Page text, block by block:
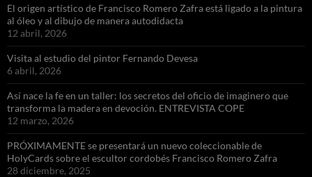
El origen artístico de Francisco Romero Zafra está ligado a la pintura
al óleo y al dibujo de manera autodidacta
12 abril, 2026
Visita al estudio del pintor Fernando Devesa
6 abril, 2026
Así nace la fe en un taller: los secretos del oficio de imaginero que
transforma la madera en devoción. ENTREVISTA COPE
12 marzo, 2026
PRÓXIMAMENTE se presentará un nuevo coleccionable de
HolyCards sobre el escultor cordobés Francisco Romero Zafra
28 diciembre, 2025